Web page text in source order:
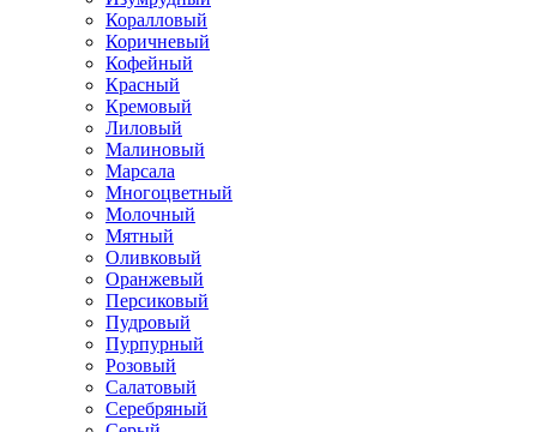
Коралловый
Коричневый
Кофейный
Красный
Кремовый
Лиловый
Малиновый
Марсала
Многоцветный
Молочный
Мятный
Оливковый
Оранжевый
Персиковый
Пудровый
Пурпурный
Розовый
Салатовый
Серебряный